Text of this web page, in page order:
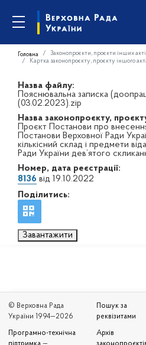
Головна Законопроєкти, проєкти інших
Картка законопроєкту, проєкту іншого
Назва файлу:
Пояснювальна записка
(03.02.2023).zip
Назва законопроєкту,
Проєкт Постанови про
Постанови Верховної Ради
кількісний склад і предмети
Ради України дев’ятого
Номер, дата реєстрації:
8136 від 19.10.2022
Поділитись:
Завантажити
© Верховна Рада
України 1994—2026
Програмно-технічна
Пошук за
реквізитами
Архів